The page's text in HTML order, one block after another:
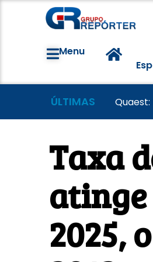
Menu
ÚLTIMAS Grêmio
Taxa
atinge
2025,